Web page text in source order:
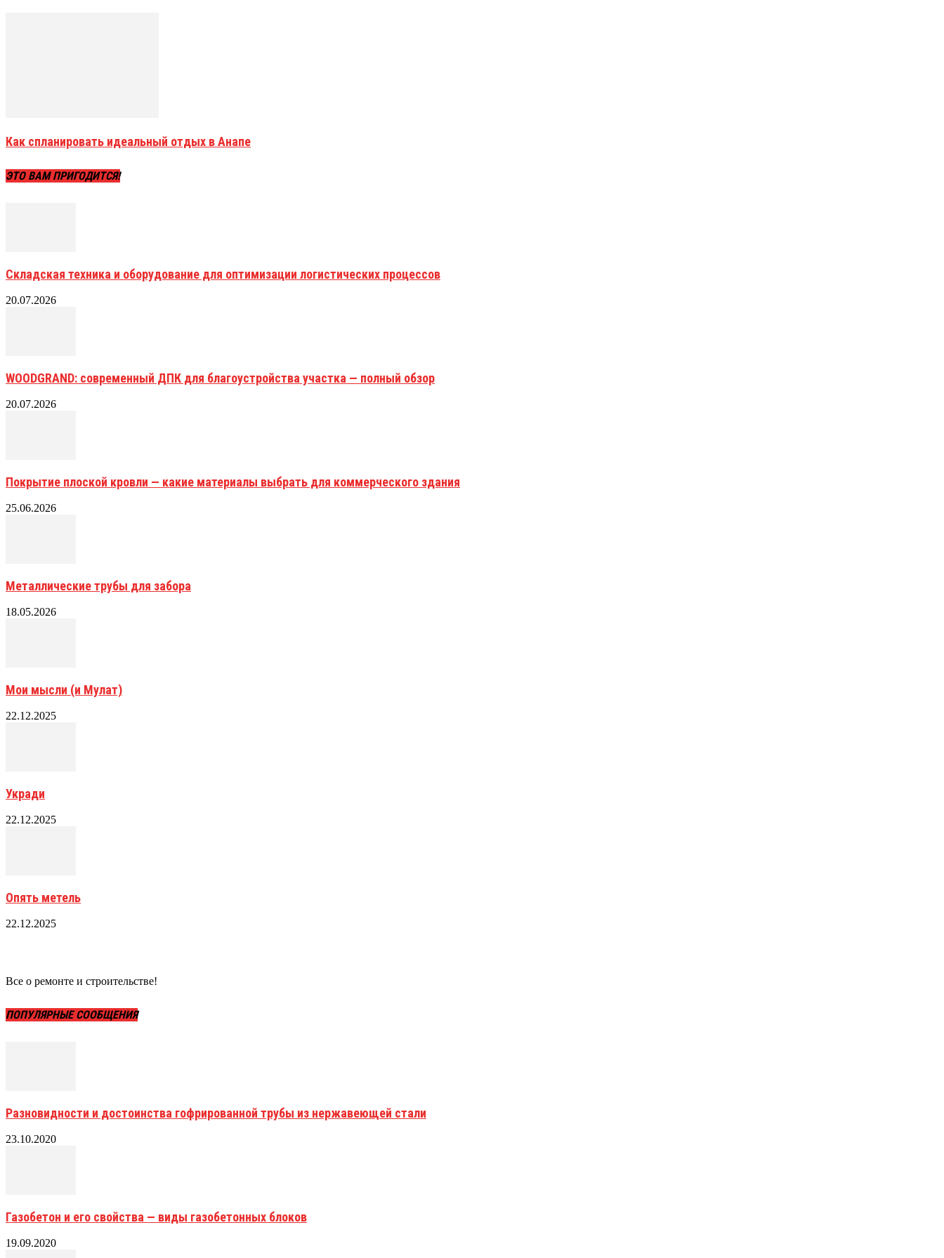
Как спланировать идеальный отдых в Анапе
ЭТО ВАМ ПРИГОДИТСЯ!
Складская техника и оборудование для оптимизации логистических процессов
20.07.2026
WOODGRAND: современный ДПК для благоустройства участка — полный обзор
20.07.2026
Покрытие плоской кровли — какие материалы выбрать для коммерческого здания
25.06.2026
Металлические трубы для забора
18.05.2026
Мои мысли (и Мулат)
22.12.2025
Укради
22.12.2025
Опять метель
22.12.2025
Все о ремонте и строительстве!
ПОПУЛЯРНЫЕ СООБЩЕНИЯ
Разновидности и достоинства гофрированной трубы из нержавеющей стали
23.10.2020
Газобетон и его свойства — виды газобетонных блоков
19.09.2020